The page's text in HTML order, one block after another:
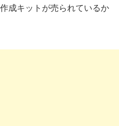
成キットが売られているか